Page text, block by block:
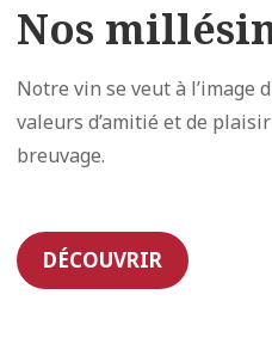
Nos
Notre vin se veut à l’image
valeurs d’amitié et de
breuvage.
DÉCOUVRIR